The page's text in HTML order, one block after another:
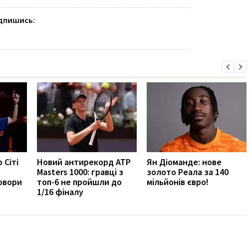
Новий антирекорд ATP
Masters 1000: гравці з
топ-6 не пройшли до
1/16 фіналу
Ян Діоманде: нове
золото Реала за 140
мільйонів євро!